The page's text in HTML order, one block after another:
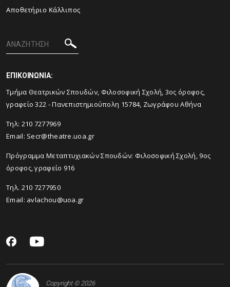
Αποθετήριο Κάλλιπος
ΕΠΙΚΟΙΝΩΝΙΑ:
Tμήμα Θεατρικών Σπουδών, Φιλοσοφική Σχολή, 3ος όροφος,
γραφείο 322 - Πανεπιστημιούπολη 15784, Ζωγράφου Αθήνα
Τηλ: 210 7277969
Email: Secr@theatre.uoa.gr
Πρόγραμμα Μεταπτυχιακών Σπουδών: Φιλοσοφική Σχολή, 9ος
όροφος, γραφείο 916
Τηλ. 210 7277950
Email: avlachou@uoa.gr
Copyright © 2026